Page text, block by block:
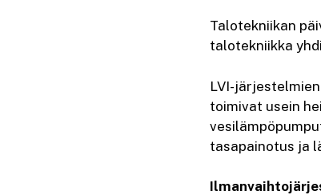
Talotekniikan
talotekniikka
LVI-
toimivat usein
tasapainotus ja